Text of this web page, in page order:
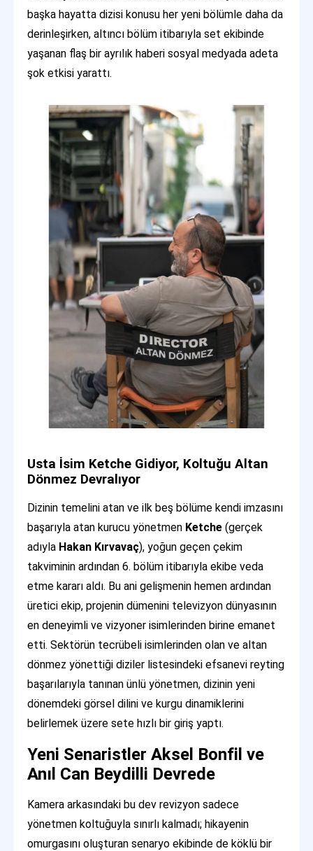
başka hayatta dizisi konusu her yeni bölümle daha da
derinleşirken, altıncı bölüm itibarıyla set ekibinde
yaşanan flaş bir ayrılık haberi sosyal medyada adeta
şok etkisi yarattı.
Usta İsim Ketche Gidiyor, Koltuğu Altan
Dönmez Devralıyor
Dizinin temelini atan ve ilk beş bölüme kendi imzasını
başarıyla atan kurucu yönetmen Ketche (gerçek
adıyla Hakan Kırvavaç), yoğun geçen çekim
takviminin ardından 6. bölüm itibarıyla ekibe veda
etme kararı aldı. Bu ani gelişmenin hemen ardından
üretici ekip, projenin dümenini televizyon dünyasının
en deneyimli ve vizyoner isimlerinden birine emanet
etti. Sektörün tecrübeli isimlerinden olan ve altan
dönmez yönettiği diziler listesindeki efsanevi reyting
başarılarıyla tanınan ünlü yönetmen, dizinin yeni
dönemdeki görsel dilini ve kurgu dinamiklerini
belirlemek üzere sete hızlı bir giriş yaptı.
Yeni Senaristler Aksel Bonfil ve
Anıl Can Beydilli Devrede
Kamera arkasındaki bu dev revizyon sadece
yönetmen koltuğuyla sınırlı kalmadı; hikayenin
omurgasını oluşturan senaryo ekibinde de köklü bir